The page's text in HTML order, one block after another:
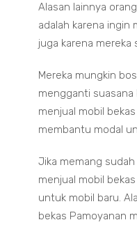
Alasan lainnya
adalah karena ingin
juga karena mereka
Mereka mungkin
mengganti suasana
menjual mobil
membantu modal
Jika memang
menjual mobil
untuk mobil baru.
bekas Pamoyanan